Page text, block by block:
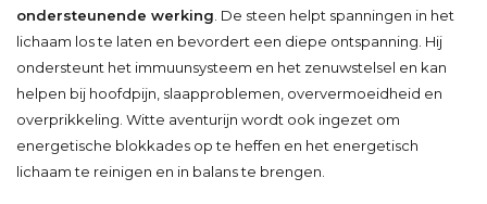
ondersteunende werking . De steen helpt spanningen in het
lichaam los te laten en bevordert een diepe ontspanning. Hij
ondersteunt het immuunsysteem en het zenuwstelsel en kan
helpen bij hoofdpijn, slaapproblemen, oververmoeidheid en
overprikkeling. Witte aventurijn wordt ook ingezet om
energetische blokkades op te heffen en het energetisch
lichaam te reinigen en in balans te brengen.